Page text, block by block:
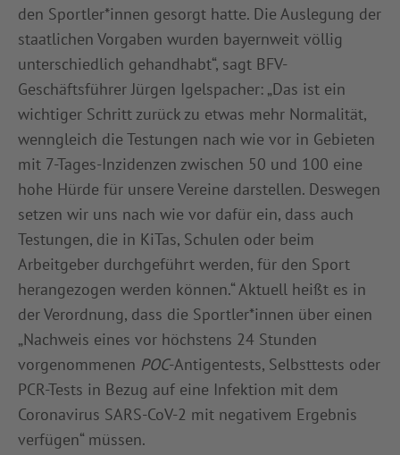
den Sportler*innen gesorgt hatte. Die Auslegung der
staatlichen Vorgaben wurden bayernweit völlig
unterschiedlich gehandhabt“, sagt BFV-
Geschäftsführer Jürgen Igelspacher: „Das ist ein
wichtiger Schritt zurück zu etwas mehr Normalität,
wenngleich die Testungen nach wie vor in Gebieten
mit 7-Tages-Inzidenzen zwischen 50 und 100 eine
hohe Hürde für unsere Vereine darstellen. Deswegen
setzen wir uns nach wie vor dafür ein, dass auch
Testungen, die in KiTas, Schulen oder beim
Arbeitgeber durchgeführt werden, für den Sport
herangezogen werden können.“ Aktuell heißt es in
der Verordnung, dass die Sportler*innen über einen
„Nachweis eines vor höchstens 24 Stunden
vorgenommenen POC-Antigentests, Selbsttests oder
PCR-Tests in Bezug auf eine Infektion mit dem
Coronavirus SARS-CoV-2 mit negativem Ergebnis
verfügen“ müssen.